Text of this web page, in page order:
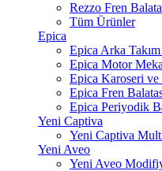
Rezzo Fren
Tüm Ürünler
Epica
Epica Arka
Epica Motor
Epica Karoseri
Epica Fren
Epica Periyodik
Yeni Captiva
Yeni Captiva
Yeni Aveo
Yeni Aveo